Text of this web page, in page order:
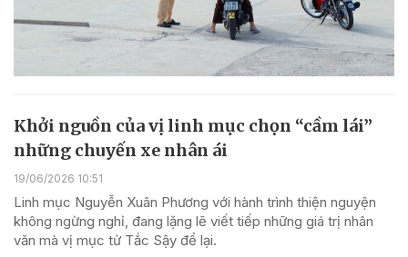
Khởi nguồn của vị linh mục chọn “cầm lái”
những chuyến xe nhân ái
19/06/2026 10:51
Linh mục Nguyễn Xuân Phương với hành trình thiện nguyện
không ngừng nghỉ, đang lặng lẽ viết tiếp những giá trị nhân
văn mà vị mục tử Tắc Sậy để lại.